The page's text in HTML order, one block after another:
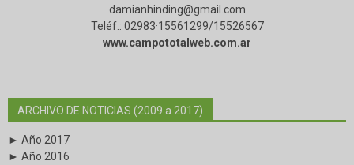
damianhinding@gmail.com
Teléf.: 02983·15561299/15526567
www.campototalweb.com.ar
ARCHIVO DE NOTICIAS (2009 a 2017)
► Año 2017
► Año 2016